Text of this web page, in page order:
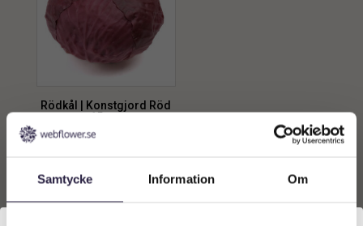
Samtycke Information Om
Rödkål | Konstgjord Röd
15 cm
199
Lägg till i